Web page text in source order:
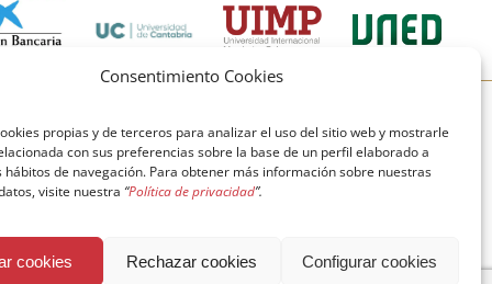
Consentimiento Cookies
propias y de terceros para analizar el uso del sitio web y mostrarle
con sus preferencias sobre la base de un perfil elaborado a
hábitos de navegación. Para obtener más información sobre nuestras
visite nuestra “Política de privacidad”.
cookies Rechazar cookies Configurar cookies
© Copyright Fundación Comillas
Política de cookies
Política de privacidad
Aviso legal